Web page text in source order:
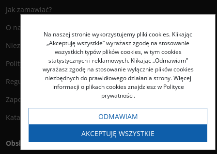
Jak zamawiać?
O nas
Niezbędnik Autora
Polityka prywatności
Regulamin księgarni
Zapowiedzi
Katalog
Obsługa klienta
Na naszej stronie wykorzystujemy pliki cookies. Klikając
„Akceptuję wszystkie” wyrażasz zgodę na stosowanie
wszystkich typów plików cookies, w tym cookies
statystycznych i reklamowych. Klikając „Odmawiam”
wyrażasz zgodę na stosowanie wyłącznie plików cookies
niezbędnych do prawidłowego działania strony. Więcej
informacji o plikach cookies znajdziesz w Polityce
prywatności.
ODMAWIAM
AKCEPTUJĘ WSZYSTKIE